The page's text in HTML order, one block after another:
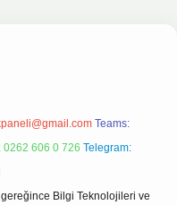
Teams:
0262 606 0 726 Telegram:
Bilgi Teknolojileri ve